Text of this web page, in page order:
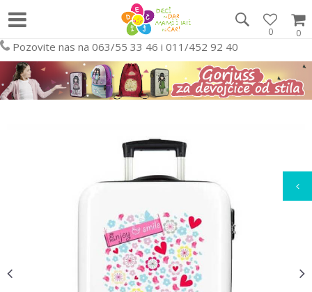
0
0
Pozovite nas na 063/55 33 46 i 011/452 92 40